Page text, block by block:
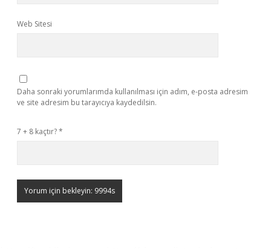
Web Sitesi
Daha sonraki yorumlarımda kullanılması için adım, e-posta adresim
ve site adresim bu tarayıcıya kaydedilsin.
7 + 8 kaçtır?*